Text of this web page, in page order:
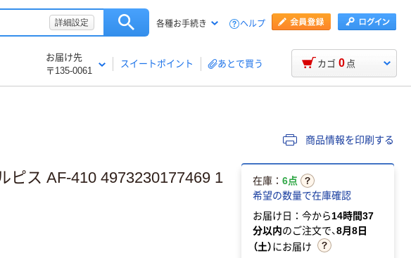
詳細設定 各種お手続き ヘルプ
お届け先
〒135-0061
スイートポイント あとで買う カゴ 0 点
商品情報を印刷する
ピス AF-410 4973230177469 1
在庫： 6点
希望の数量で在庫確認
お届け日：今から14時間37
分以内のご注文で、8月8日
（土）にお届け